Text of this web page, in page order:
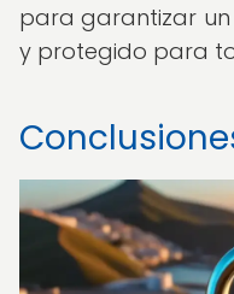
para garantizar
y protegido para